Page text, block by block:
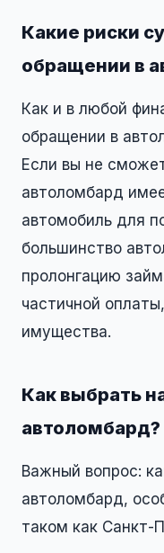
Какие риски
обращении в
Как и в любой
обращении в
Если вы не
автоломбард
автомобиль для
большинство
пролонгацию
частичной
имущества.
Как выбрать
автоломбард?
Важный вопрос:
автоломбард,
таком как Санкт-